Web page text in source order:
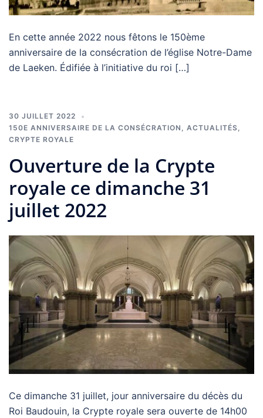
En cette année 2022 nous fêtons le 150ème
anniversaire de la consécration de l’église Notre-Dame
de Laeken. Édifiée à l’initiative du roi […]
30 JUILLET 2022
150E ANNIVERSAIRE DE LA CONSÉCRATION , ACTUALITÉS,
CRYPTE ROYALE
Ouverture de la Crypte
royale ce dimanche 31
juillet 2022
Ce dimanche 31 juillet, jour anniversaire du décès du
Roi Baudouin, la Crypte royale sera ouverte de 14h00